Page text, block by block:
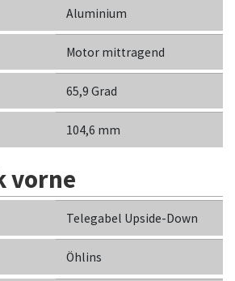
Aluminium
Motor mittragend
65,9 Grad
104,6 mm
vorne
Telegabel Upside-Down
Öhlins